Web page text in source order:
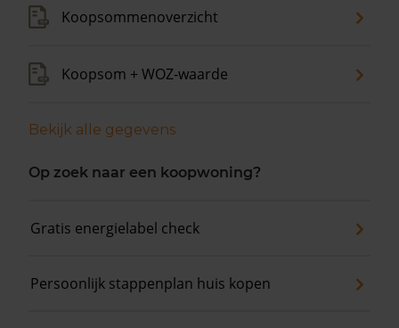
Koopsommenoverzicht
Koopsom + WOZ-waarde
Bekijk alle gegevens
Op zoek naar een koopwoning?
Gratis energielabel check
Persoonlijk stappenplan huis kopen